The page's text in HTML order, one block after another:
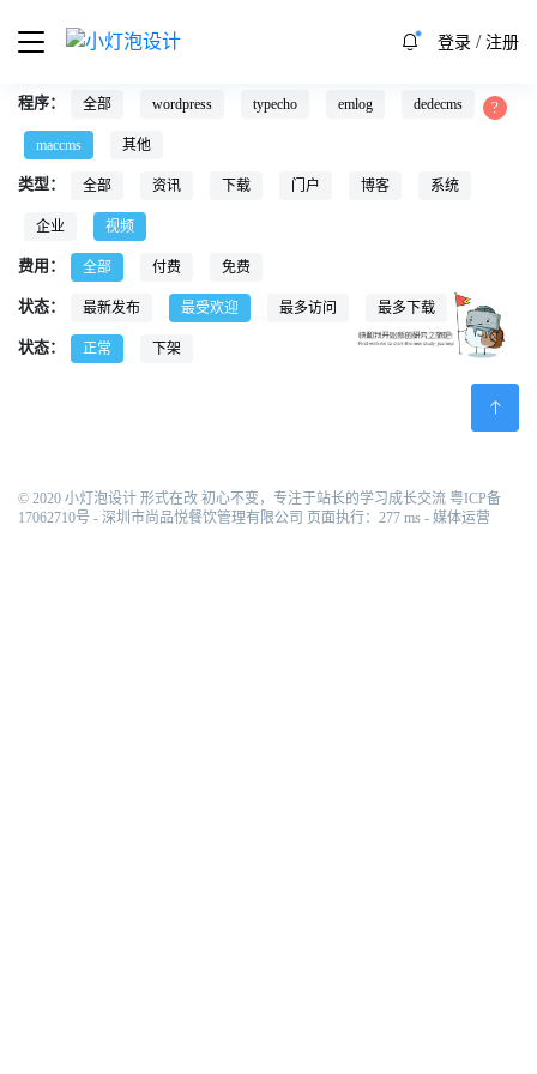
登录/ 注册
程序： 全部 wordpress typecho emlog dedecms
maccms 其他
类型： 全部 资讯 下载 门户 博客 系统
企业 视频
费用： 全部 付费 免费
状态： 最新发布 最受欢迎 最多访问 最多下载
状态： 正常 下架
© 2020 小灯泡设计 形式在改 初心不变，专注于站长的学习成长交流 粤ICP备
17062710号 - 深圳市尚品悦餐饮管理有限公司 页面执行：277 ms - 媒体运营